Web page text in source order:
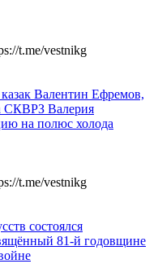
t.me/vestnikg
Валентин Ефремов,
СКВРЗ Валерия
на полюс холода
t.me/vestnikg
состоялся
81-й годовщине